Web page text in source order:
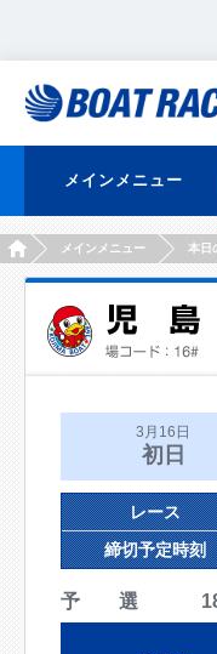
メインメニュー
HOMEメインメニュー 本日
3月16日
初日
レース
締切予定時刻
予 選